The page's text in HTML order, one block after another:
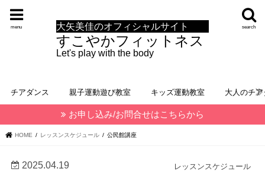
大矢美佳のオフィシャルサイト
すこやかフィットネス
Let's play with the body
search
menu
チアダンス 親子運動遊び教室 キッズ運動教室 大人のチ
お申し込み/お問合せはこちらから
HOME レッスンスケジュール 公民館講座
レッスンスケジュール
2025.04.19